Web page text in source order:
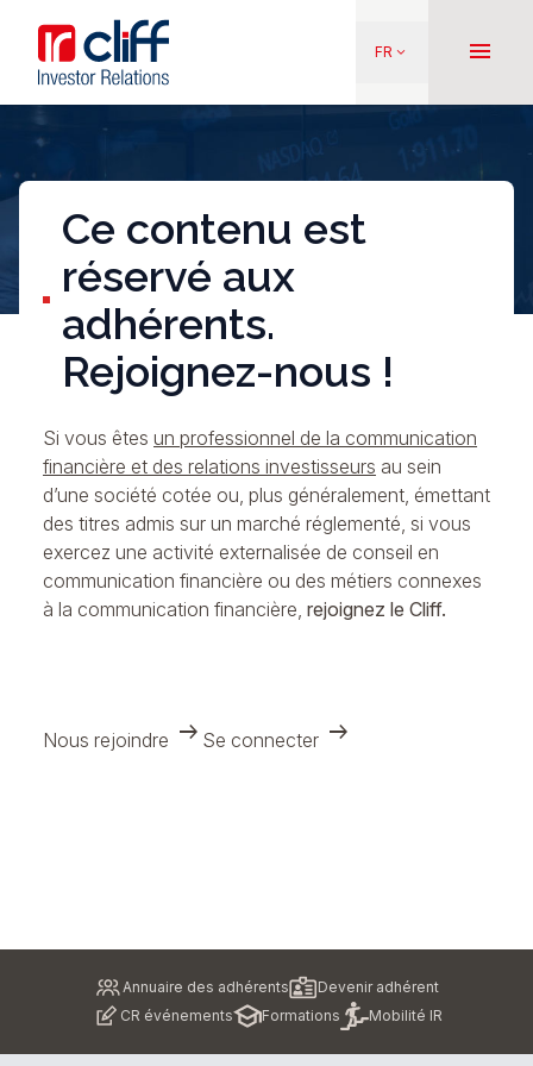
contenu
principal
Aller directement au contenu
FR keyboard_arrow_down menu
Ce contenu est
réservé aux
adhérents.
Rejoignez-nous !
Si vous êtes un professionnel de la communication
financière et des relations investisseurs au sein
d’une société cotée ou, plus généralement, émettant
des titres admis sur un marché réglementé, si vous
exercez une activité externalisée de conseil en
communication financière ou des métiers connexes
à la communication financière, rejoignez le Cliff.
Nous rejoindre arrow_right_alt Se connecter arrow_right_alt
Annuaire des adhérents
Devenir adhérent
CR événements
Formations Mobilité IR